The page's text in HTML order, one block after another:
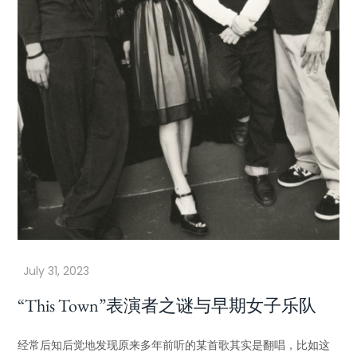
“This Town”表演者之谜与早期女子乐队
经常后知后觉地发现原来多年前听的某首歌其实是翻唱，比如这